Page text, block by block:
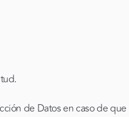
de Datos en caso de